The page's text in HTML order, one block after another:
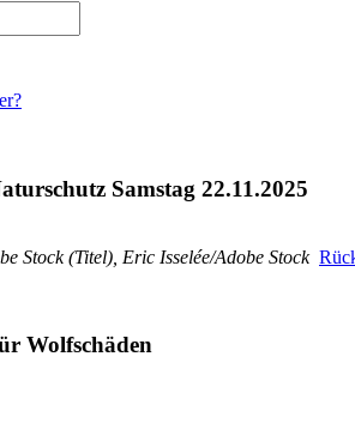
Samstag 22.11.2025
Stock (Titel), Eric Isselée/Adobe Stock
Wolfschäden